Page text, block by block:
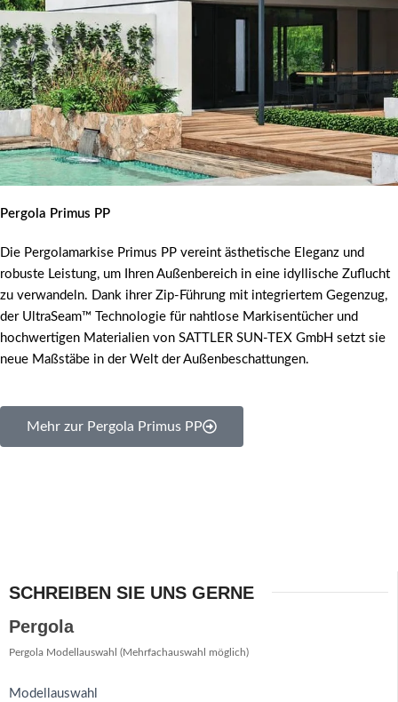
Pergola Primus PP
Die Pergolamarkise Primus PP vereint ästhetische Eleganz und
robuste Leistung, um Ihren Außenbereich in eine idyllische Zuflucht
zu verwandeln. Dank ihrer Zip-Führung mit integriertem Gegenzug,
der UltraSeam™ Technologie für nahtlose Markisentücher und
hochwertigen Materialien von SATTLER SUN-TEX GmbH setzt sie
neue Maßstäbe in der Welt der Außenbeschattungen.
Mehr zur Pergola Primus PP
SCHREIBEN SIE UNS GERNE
Pergola-
Anfrage
Pergola
Pergola Modellauswahl (Mehrfachauswahl möglich)
Modellauswahl